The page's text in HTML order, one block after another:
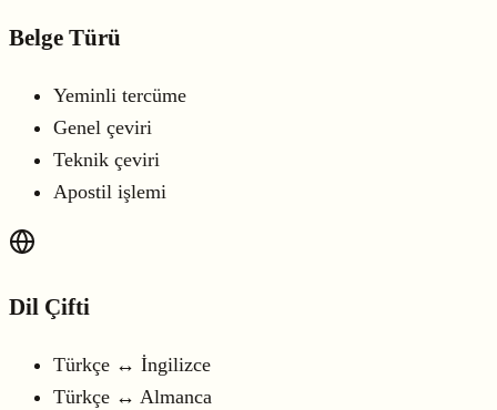
Belge Türü
Yeminli tercüme
Genel çeviri
Teknik çeviri
Apostil işlemi
Dil Çifti
Türkçe ↔ İngilizce
Türkçe ↔ Almanca